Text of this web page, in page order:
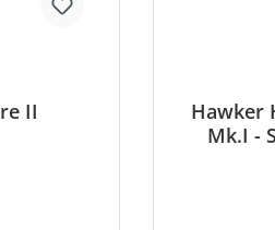
II
Hawker
Mk.I -